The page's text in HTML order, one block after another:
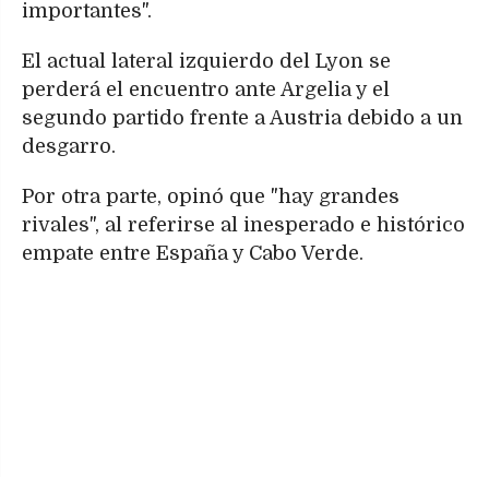
importantes".
El actual lateral izquierdo del Lyon se
perderá el encuentro ante Argelia y el
segundo partido frente a Austria debido a un
desgarro.
Por otra parte, opinó que "hay grandes
rivales", al referirse al inesperado e histórico
empate entre España y Cabo Verde.